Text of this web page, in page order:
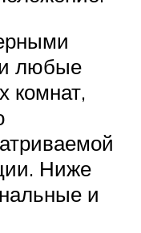
любые
комнат,
Ниже
и